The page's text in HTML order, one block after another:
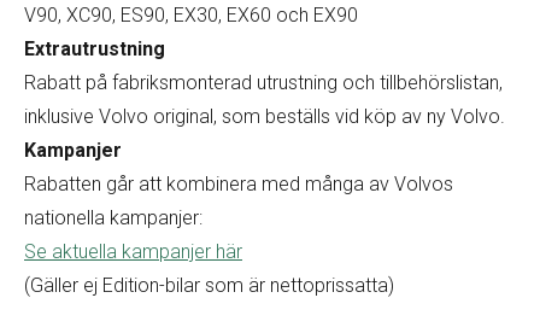
V90, XC90, ES90, EX30, EX60 och EX90
Extrautrustning
Rabatt på fabriksmonterad utrustning och tillbehörslistan,
inklusive Volvo original, som beställs vid köp av ny Volvo.
Kampanjer
Rabatten går att kombinera med många av Volvos
nationella kampanjer:
Se aktuella kampanjer här
(Gäller ej Edition-bilar som är nettoprissatta)